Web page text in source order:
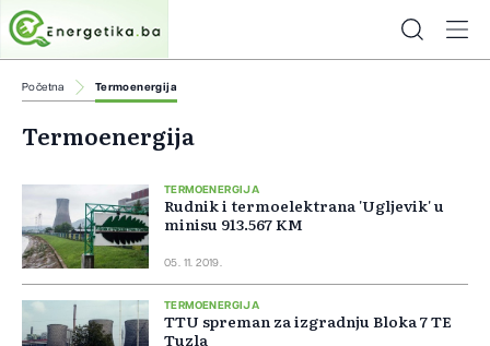
Početna Termoenergija
Termoenergija
TERMOENERGIJA
Rudnik i termoelektrana 'Ugljevik' u
minisu 913.567 KM
05. 11. 2019.
TERMOENERGIJA
TTU spreman za izgradnju Bloka 7 TE
Tuzla